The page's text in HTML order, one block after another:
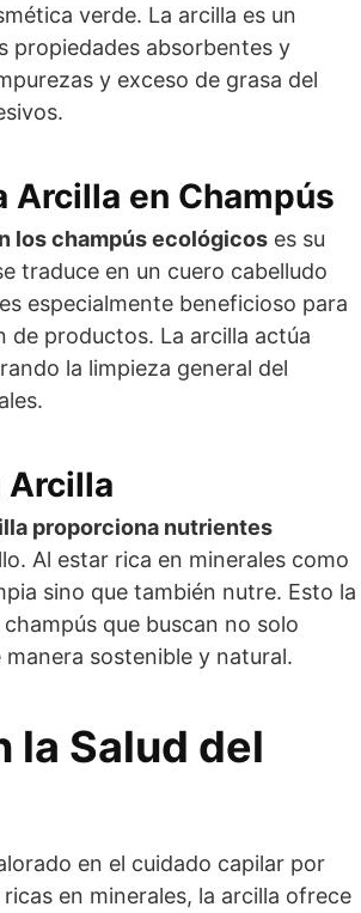
verde. La arcilla es un
propiedades absorbentes y
y exceso de grasa del
en Champús
los champús ecológicos es su
traduce en un cuero cabelludo
especialmente beneficioso para
de productos. La arcilla actúa
la limpieza general del
Arcilla
proporciona nutrientes
Al estar rica en minerales como
sino que también nutre. Esto la
que buscan no solo
sostenible y natural.
la Salud del
en el cuidado capilar por
en minerales, la arcilla ofrece